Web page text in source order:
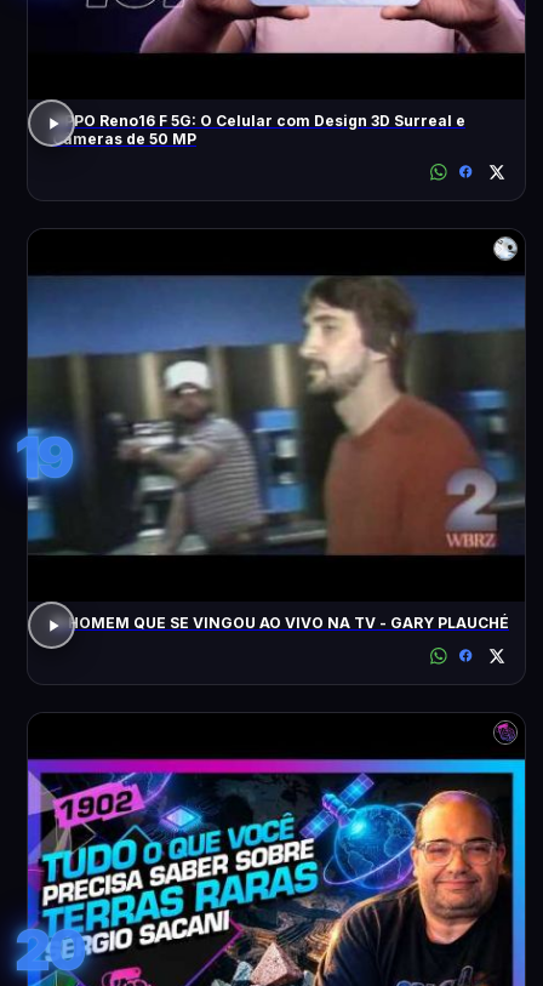
OPPO Reno16 F 5G: O Celular com Design 3D Surreal e
Câmeras de 50 MP
19
O HOMEM QUE SE VINGOU AO VIVO NA TV - GARY PLAUCHÉ
20